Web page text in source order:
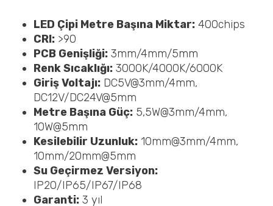
LED Çipi Metre Başına Miktar: 400chips
CRI: >90
PCB Genişliği: 3mm/4mm/5mm
Renk Sıcaklığı: 3000K/4000K/6000K
Giriş Voltajı: DC5V@3mm/4mm,
DC12V/DC24V@5mm
Metre Başına Güç: 5,5W@3mm/4mm,
10W@5mm
Kesilebilir Uzunluk: 10mm@3mm/4mm,
10mm/20mm@5mm
Su Geçirmez Versiyon:
IP20/IP65/IP67/IP68
Garanti: 3 yıl